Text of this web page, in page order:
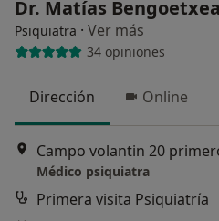
Dr. Matías
Psiquiatra · Ver más
34 opiniones
Dirección Online
Campo volantin 20
Médico psiquiatra
Primera visita Psiquiatría